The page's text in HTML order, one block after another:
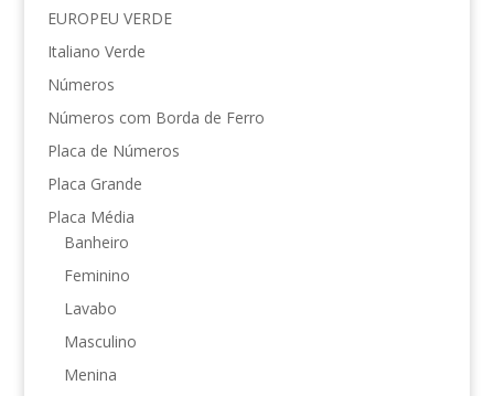
EUROPEU VERDE
Italiano Verde
Números
Números com Borda de Ferro
Placa de Números
Placa Grande
Placa Média
Banheiro
Feminino
Lavabo
Masculino
Menina